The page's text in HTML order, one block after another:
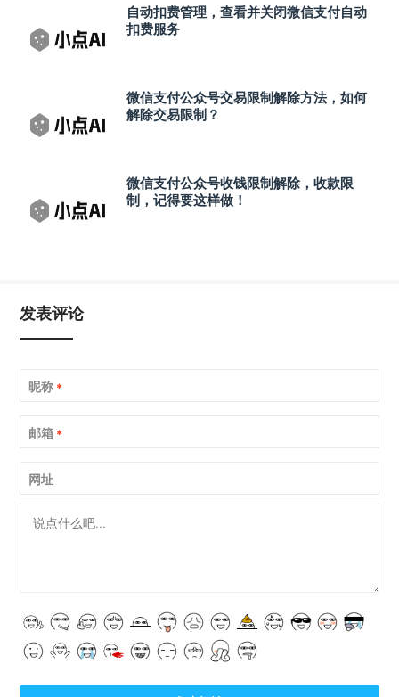
自动扣费管理，查看并关闭微信支付自动
扣费服务
微信支付公众号交易限制解除方法，如何
解除交易限制？
微信支付公众号收钱限制解除，收款限
制，记得要这样做！
发表评论
昵称 *
邮箱 *
网址